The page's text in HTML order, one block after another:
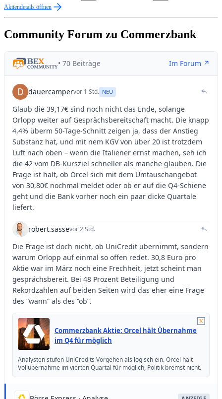
Aktiendetails öffnen
Community Forum zu Commerzbank